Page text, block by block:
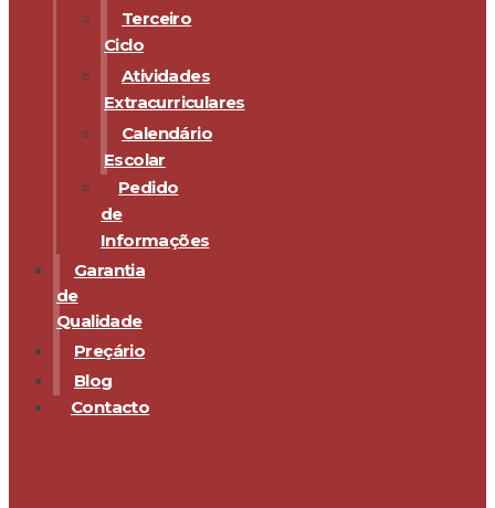
Terceiro
Ciclo
Atividades
Extracurriculares
Calendário
Escolar
Pedido
de
Informações
Garantia
de
Qualidade
Preçário
Blog
Contacto